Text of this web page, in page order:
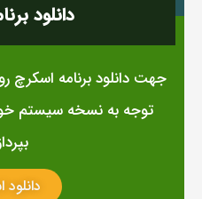
دانلود
جهت دانلود برنامه اسکرچ
توجه به نسخه سیستم خود